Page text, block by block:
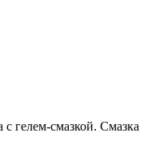
с гелем-смазкой. Смазка